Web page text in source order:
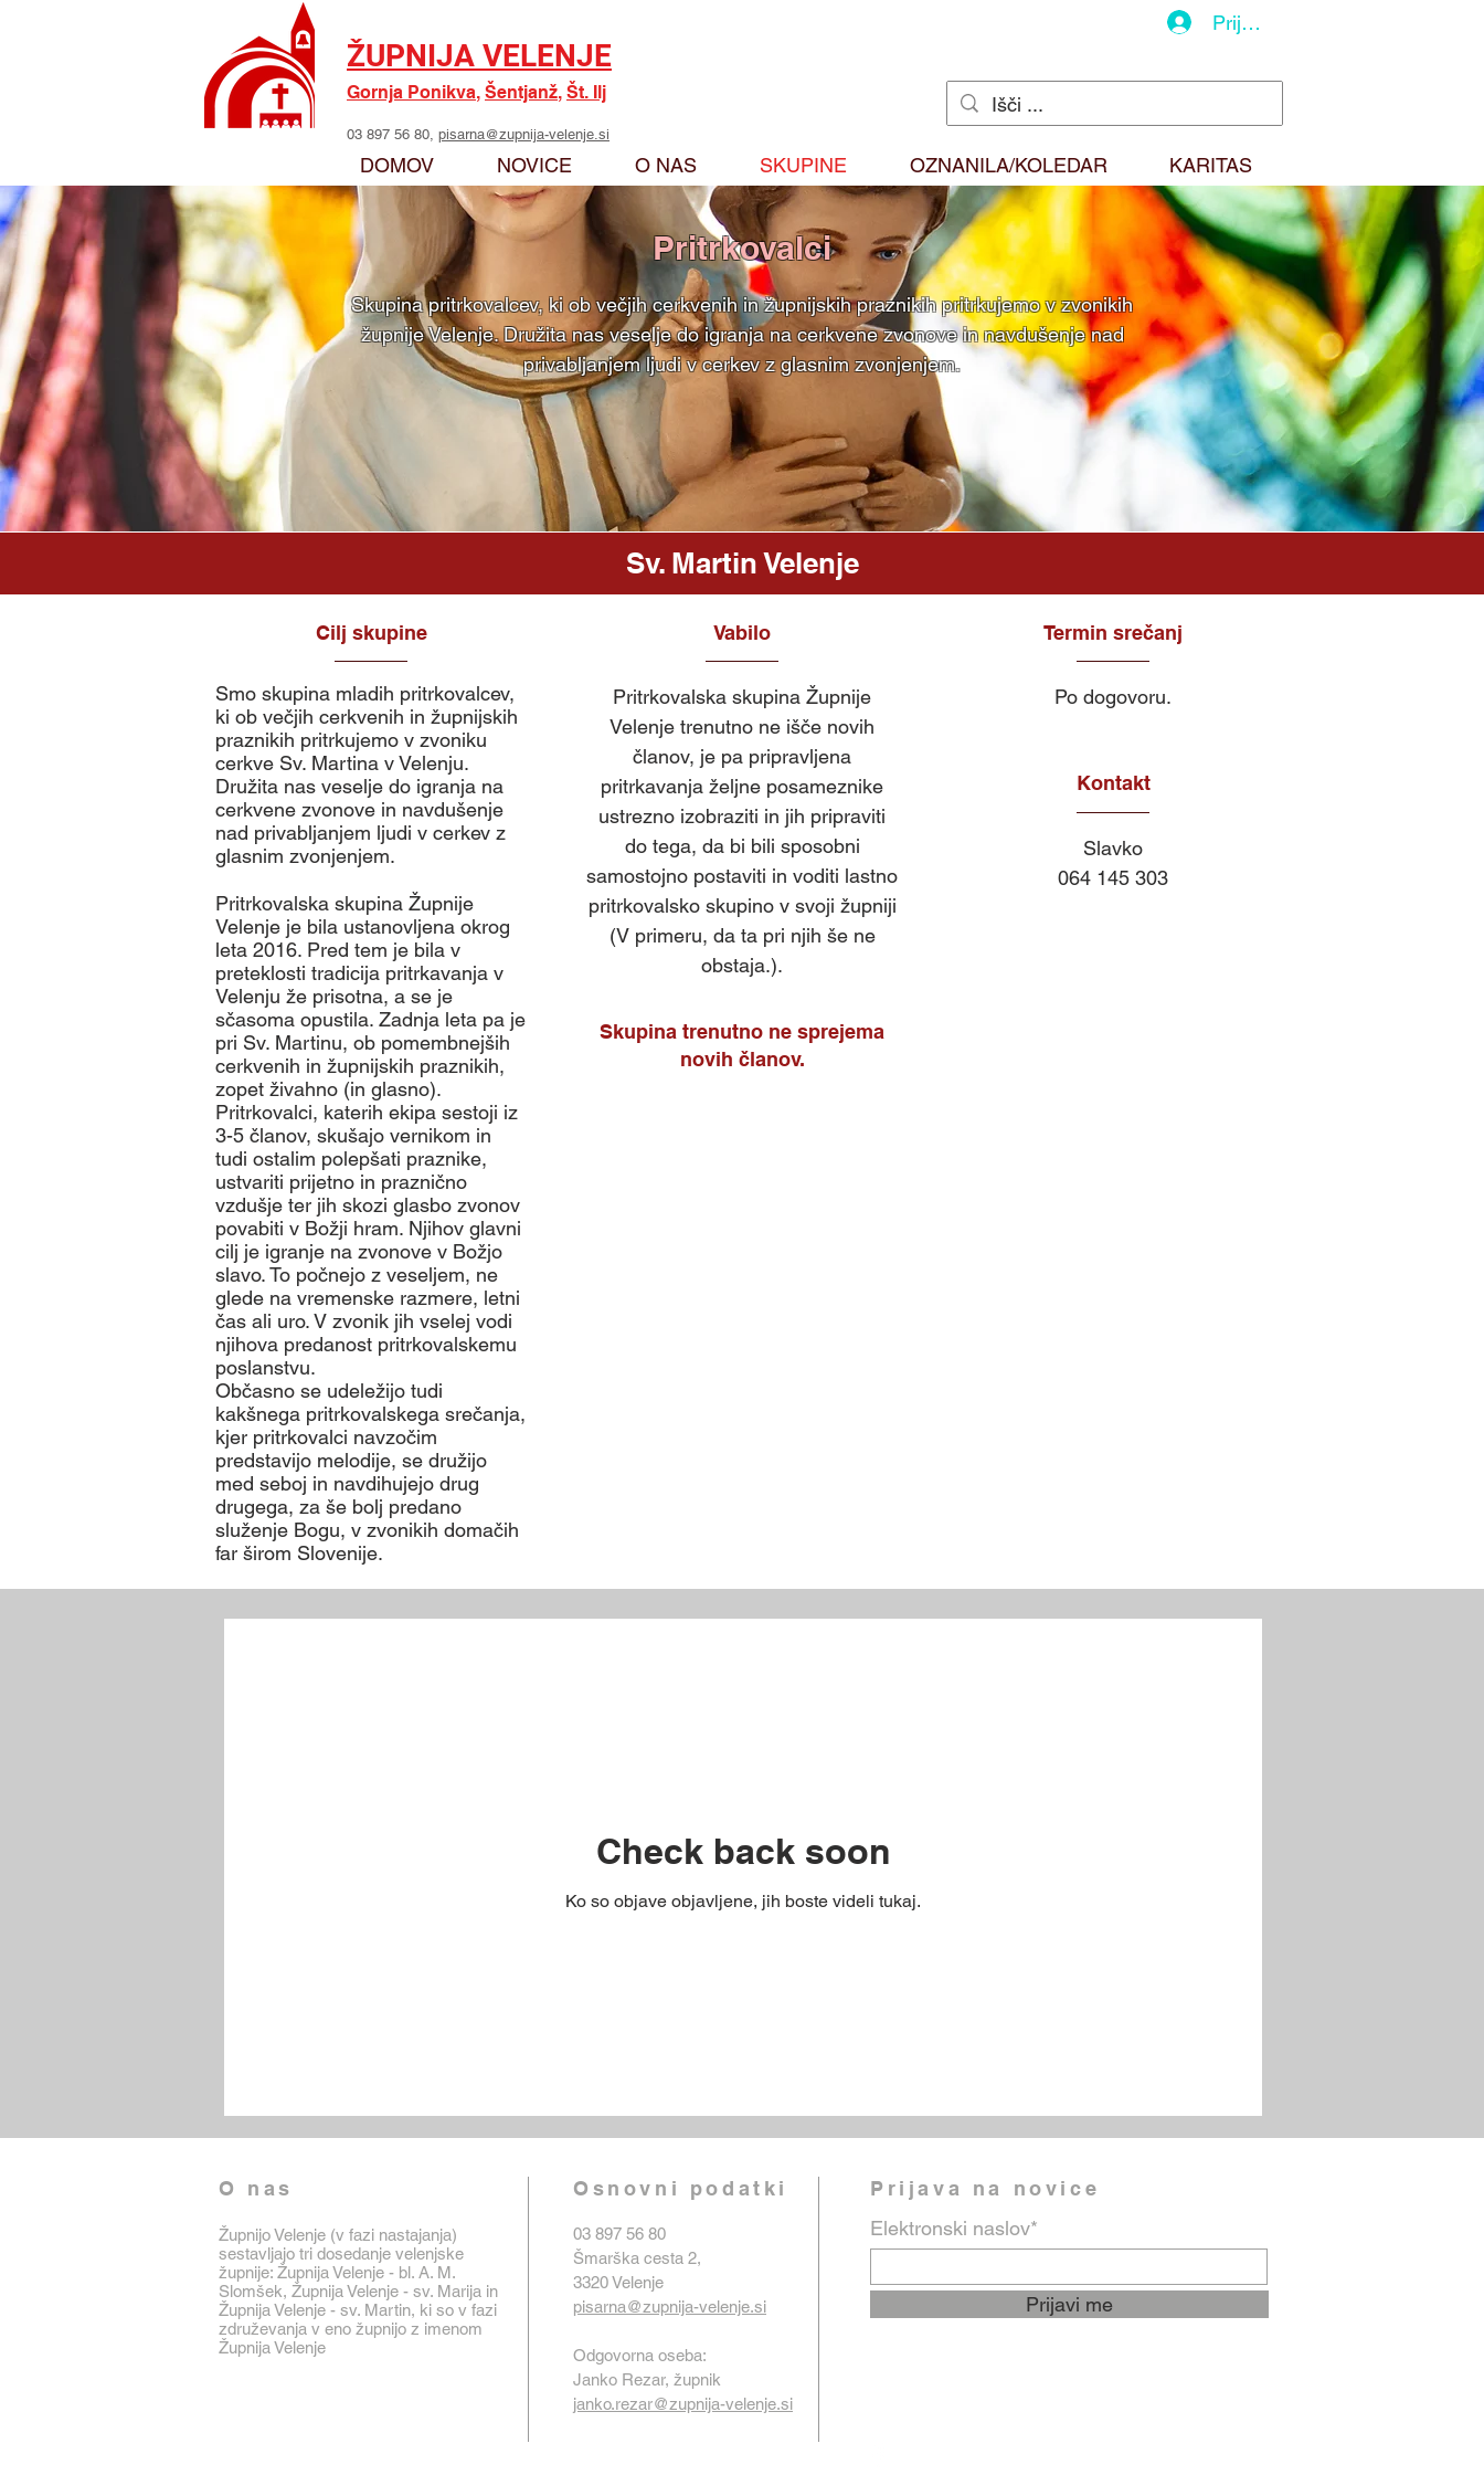
ŽUPNIJA VELENJE
Gornja Ponikva, Šentjanž, Št. Ilj
03 897 56 80, pisarna@zupnija-velenje.si
Prijava
DOMOV NOVICE O NAS SKUPINE OZNANILA/KOLEDAR KARITAS
Pritrkovalci
Skupina pritrkovalcev, ki ob večjih cerkvenih in župnijskih praznikih pritrkujemo v zvonikih
župnije Velenje. Družita nas veselje do igranja na cerkvene zvonove in navdušenje nad
privabljanjem ljudi v cerkev z glasnim zvonjenjem.
Sv. Martin Velenje
Cilj skupine
​Smo skupina mladih pritrkovalcev,
ki ob večjih cerkvenih in župnijskih
praznikih pritrkujemo v zvoniku
cerkve Sv. Martina v Velenju.
Družita nas veselje do igranja na
cerkvene zvonove in navdušenje
nad privabljanjem ljudi v cerkev z
glasnim zvonjenjem.
Pritrkovalska skupina Župnije
Velenje je bila ustanovljena okrog
leta 2016. Pred tem je bila v
preteklosti tradicija pritrkavanja v
Velenju že prisotna, a se je
sčasoma opustila. Zadnja leta pa je
pri Sv. Martinu, ob pomembnejših
cerkvenih in župnijskih praznikih,
zopet živahno (in glasno).
Pritrkovalci, katerih ekipa sestoji iz
3-5 članov, skušajo vernikom in
tudi ostalim polepšati praznike,
ustvariti prijetno in praznično
vzdušje ter jih skozi glasbo zvonov
povabiti v Božji hram. Njihov glavni
cilj je igranje na zvonove v Božjo
slavo. To počnejo z veseljem, ne
glede na vremenske razmere, letni
čas ali uro. V zvonik jih vselej vodi
njihova predanost pritrkovalskemu
poslanstvu.
Občasno se udeležijo tudi
kakšnega pritrkovalskega srečanja,
kjer pritrkovalci navzočim
predstavijo melodije, se družijo
med seboj in navdihujejo drug
drugega, za še bolj predano
služenje Bogu, v zvonikih domačih
far širom Slovenije.
Vabilo
Pritrkovalska skupina Župnije
Velenje trenutno ne išče novih
članov, je pa pripravljena
pritrkavanja željne posameznike
ustrezno izobraziti in jih pripraviti
do tega, da bi bili sposobni
samostojno postaviti in voditi lastno
pritrkovalsko skupino v svoji župniji
(V primeru, da ta pri njih še ne
obstaja.).
Termin srečanj
Po dogovoru.
Kontakt
Slavko
064 145 303
Skupina trenutno ne sprejema
novih članov.
Check back soon
Ko so objave objavljene, jih boste videli tukaj.
O nas
Župnijo Velenje (v fazi nastajanja)
sestavljajo tri dosedanje velenjske
župnije: Župnija Velenje - bl. A. M.
Slomšek, Župnija Velenje - sv. Marija in
Župnija Velenje - sv. Martin, ki so v fazi
združevanja v eno župnijo z imenom
Župnija Velenje
Osnovni podatki
03 897 56 80
Šmarška cesta 2,
3320 Velenje
pisarna@zupnija-velenje.si
Odgovorna oseba:
Janko Rezar, župnik
janko.rezar@zupnija-velenje.si
Prijava na novice
Elektronski naslov*
Prijavi me